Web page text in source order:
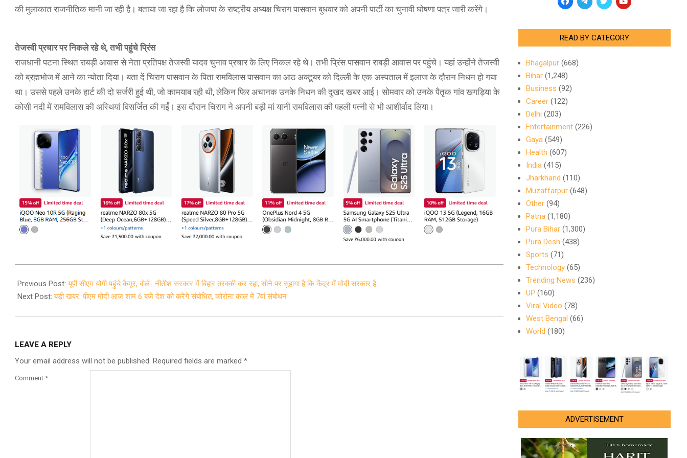
की मुलाकात राजनीतिक मानी जा रही है। बताया जा रहा है कि लोजपा के राष्ट्रीय अध्यक्ष चिराग पासवान बुधवार को अपनी पार्टी का चुनावी घोषणा पत्र जारी करेंगे।
तेजस्वी प्रचार पर निकले रहे थे, तभी पहुंचे प्रिंस
राजधानी पटना स्थित राबड़ी आवास से नेता प्रतिपक्ष तेजस्वी यादव चुनाव प्रचार के लिए निकल रहे थे। तभी प्रिंस पासवान राबड़ी आवास पर पहुंचे। यहां उन्होंने तेजस्वी
को ब्रह्मभोज में आने का न्योता दिया। बता दें चिराग पासवान के पिता रामविलास पासवान का आठ अक्टूबर को दिल्ली के एक अस्पताल में इलाज के दौरान निधन हो गया
था। उससे पहले उनके हार्ट की दो सर्जरी हुई थी, जो कामयाब रही थी, लेकिन फिर अचानक उनके निधन की दुखद खबर आई। सोमवार को उनके पैतृक गांव खगड़िया के
कोसी नदी में रामविलास की अस्थियां विसर्जित की गईं। इस दौरान चिराग ने अपनी बड़ी मां यानी रामविलास की पहली पत्नी से भी आशीर्वाद लिया।
10-
20
Previous Post:यूपी सीएम योगी पहुंचे कैमूर, बोले- नीतीश सरकार में बिहार तरक्की कर रहा, सोने पर सुहागा है कि केंद्र में मोदी सरकार है
Next Post:बड़ी खबर: पीएम मोदी आज शाम 6 बजे देश को करेंगे संबोधित, कोरोना काल में 7वां संबोधन
LEAVE A REPLY
Your email address will not be published. Required fields are marked *
Comment *
READ BY CATEGORY
Bhagalpur(668)
Bihar(1,248)
Business (92)
Career(122)
Delhi (203)
Entertainment(226)
Gaya(549)
Health (607)
India(415)
Jharkhand (110)
Muzaffarpur(648)
Other(94)
Patna(1,180)
Pura Bihar(1,300)
Pura Desh (438)
Sports (71)
Technology(65)
Trending News (236)
UP (160)
Viral Video (78)
West Bengal (66)
World (180)
ADVERTISEMENT